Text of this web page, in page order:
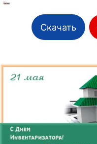
Скачать